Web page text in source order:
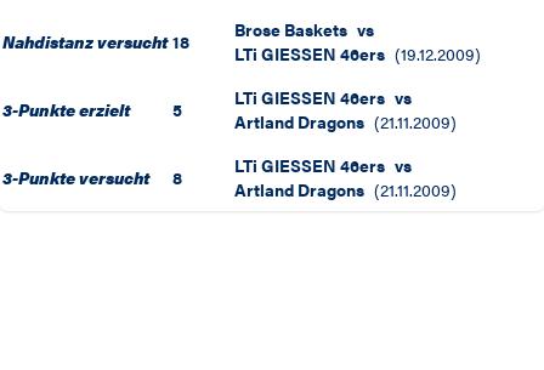
Nahdistanz versucht 18 Brose Baskets vs
LTi GIESSEN 46ers (19.12.2009)
3-Punkte erzielt 5 LTi GIESSEN 46ers vs
Artland Dragons (21.11.2009)
3-Punkte versucht 8 LTi GIESSEN 46ers vs
Artland Dragons (21.11.2009)